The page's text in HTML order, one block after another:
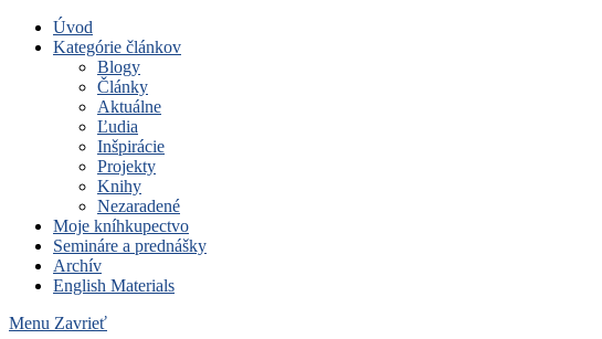
Úvod
Kategórie článkov
Blogy
Články
Aktuálne
Ľudia
Inšpirácie
Projekty
Knihy
Nezaradené
Moje kníhkupectvo
Semináre a prednášky
Archív
English Materials
Menu Zavrieť